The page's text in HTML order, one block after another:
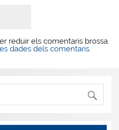
reduir els comentaris brossa.
dades dels comentaris